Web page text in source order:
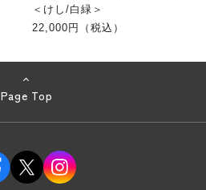
＜けし/白緑＞
22,000円（税込）
Page Top